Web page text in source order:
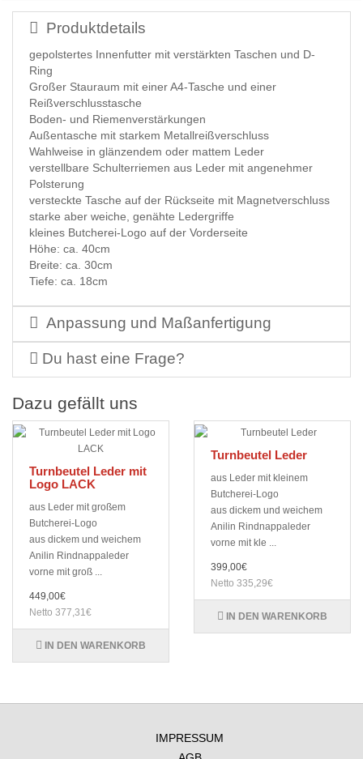
Produktdetails
gepolstertes Innenfutter mit verstärkten Taschen und D-
Ring
Großer Stauraum mit einer A4-Tasche und einer
Reißverschlusstasche
Boden- und Riemenverstärkungen
Außentasche mit starkem Metallreißverschluss
Wahlweise in glänzendem oder mattem Leder
verstellbare Schulterriemen aus Leder mit angenehmer
Polsterung
versteckte Tasche auf der Rückseite mit Magnetverschluss
starke aber weiche, genähte Ledergriffe
kleines Butcherei-Logo auf der Vorderseite
Höhe: ca. 40cm
Breite: ca. 30cm
Tiefe: ca. 18cm
Anpassung und Maßanfertigung
Du hast eine Frage?
Dazu gefällt uns
Turnbeutel Leder mit
Logo LACK
aus Leder mit großem
Butcherei-Logo
aus dickem und weichem
Anilin Rindnappaleder
vorne mit groß ...
449,00€
Netto 377,31€
IN DEN WARENKORB
Turnbeutel Leder
aus Leder mit kleinem
Butcherei-Logo
aus dickem und weichem
Anilin Rindnappaleder
vorne mit kle ...
399,00€
Netto 335,29€
IN DEN WARENKORB
IMPRESSUM